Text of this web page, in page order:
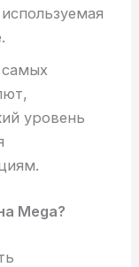
уровень
Mega?